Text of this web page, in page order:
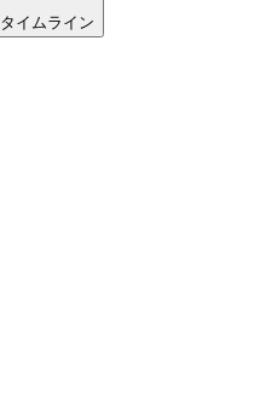
タイムライン